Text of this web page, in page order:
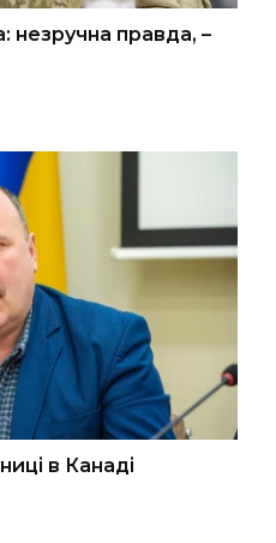
незручна правда, –
в Канаді